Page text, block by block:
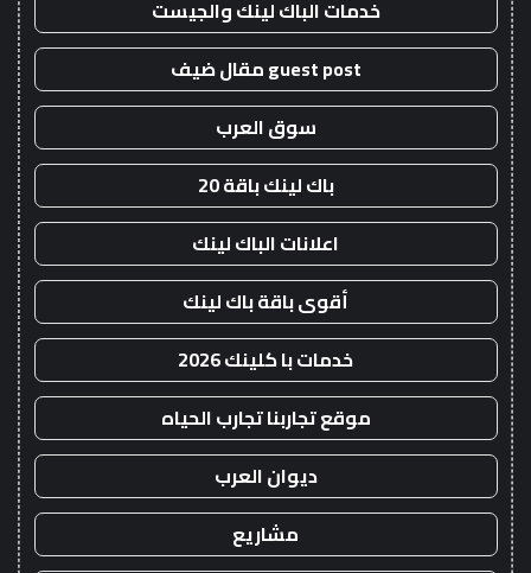
خدمات الباك لينك والجيست
guest post مقال ضيف
سوق العرب
باك لينك باقة 20
اعلانات الباك لينك
أقوى باقة باك لينك
خدمات با كلينك 2026
موقع تجاربنا تجارب الحياه
ديوان العرب
مشاريع